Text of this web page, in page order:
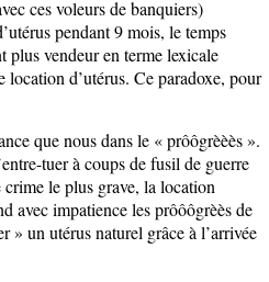
ces voleurs de banquiers)
pendant 9 mois, le temps
plus vendeur en terme lexicale
d’utérus. Ce paradoxe, pour
que nous dans le « prôôgrèèès ».
tuer à coups de fusil de guerre
le plus grave, la location
avec impatience les prôôôgrèès de
» un utérus naturel grâce à l’arrivée